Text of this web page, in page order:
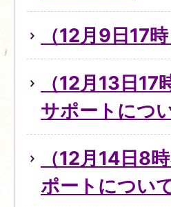
（12月9日17
（12月13日
サポートにつ
（12月14日8
ポートについ